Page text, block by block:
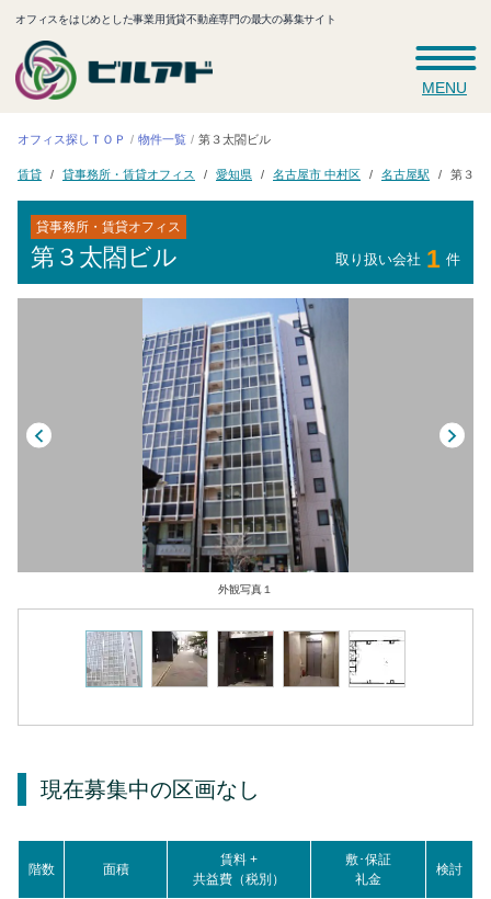
オフィスをはじめとした事業用賃貸不動産専門の最大の募集サイト
MENU
オフィス探しＴＯＰ 物件一覧 第３太閤ビル
賃貸 貸事務所・賃貸オフィス 愛知県 名古屋市 中村区 名古屋駅 第３太
貸事務所・賃貸オフィス
第３太閤ビル 取り扱い会社 1 件
外観写真１
現在募集中の区画なし
階数 面積
賃料 +
共益費（税別）
敷･保証
礼金
検討